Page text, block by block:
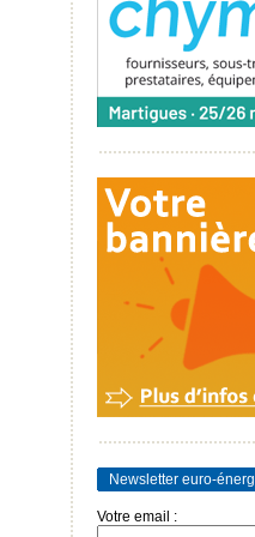
Newsletter euro-
Votre email :